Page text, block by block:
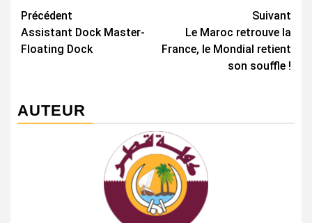
Navigation
d’article
Précédent
Assistant Dock Master-
Floating Dock
Suivant
Le Maroc retrouve la
France, le Mondial retient
son souffle !
AUTEUR